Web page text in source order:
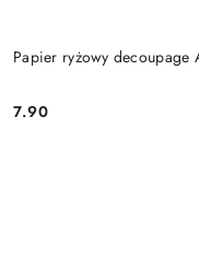
Papier ryżowy decoupage
Cena:
7.90